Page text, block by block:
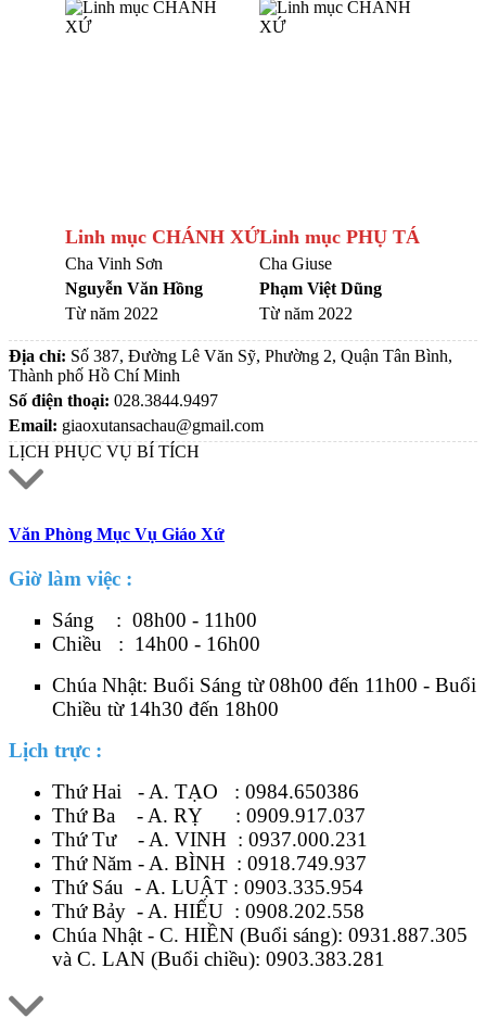
Linh mục CHÁNH XỨ
Cha Vinh Sơn
Nguyễn Văn Hồng
Từ năm 2022
Linh mục PHỤ TÁ
Cha Giuse
Phạm Việt Dũng
Từ năm 2022
Địa chỉ: Số 387, Đường Lê Văn Sỹ, Phường 2, Quận Tân Bình,
Thành phố Hồ Chí Minh
Số điện thoại: 028.3844.9497
Email: giaoxutansachau@gmail.com
LỊCH PHỤC VỤ BÍ TÍCH
Văn Phòng Mục Vụ Giáo Xứ
Giờ làm việc :
Sáng : 08h00 - 11h00
Chiều : 14h00 - 16h00
Chúa Nhật: Buổi Sáng từ 08h00 đến 11h00 - Buổi
Chiều từ 14h30 đến 18h00
Lịch trực :
Thứ Hai - A. TẠO : 0984.650386
Thứ Ba - A. RỴ : 0909.917.037
Thứ Tư - A. VINH : 0937.000.231
Thứ Năm - A. BÌNH : 0918.749.937
Thứ Sáu - A. LUẬT : 0903.335.954
Thứ Bảy - A. HIẾU : 0908.202.558
Chúa Nhật - C. HIỀN (Buổi sáng): 0931.887.305
và C. LAN (Buổi chiều): 0903.383.281